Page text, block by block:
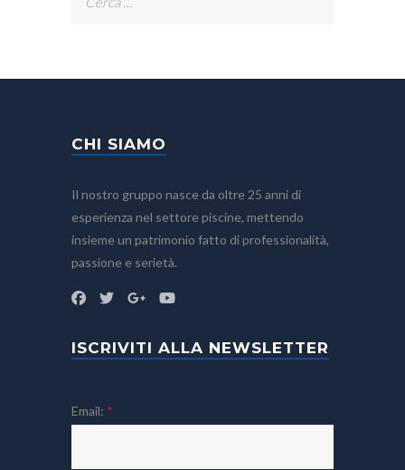
CHI SIAMO
Il nostro gruppo nasce da oltre 25 anni di
esperienza nel settore piscine, mettendo
insieme un patrimonio fatto di professionalità,
passione e serietà.
ISCRIVITI ALLA NEWSLETTER
Email: *